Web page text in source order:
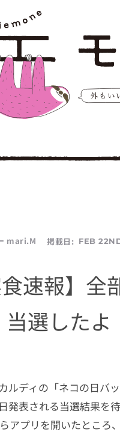
mari.M 掲載日: FEB
食速報】
選したよ
ディの「ネコの日バ
発表される当選結果を
アプリを開いたところ